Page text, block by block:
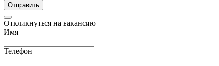
Отправить
Откликнуться на вакансию
Имя
Телефон